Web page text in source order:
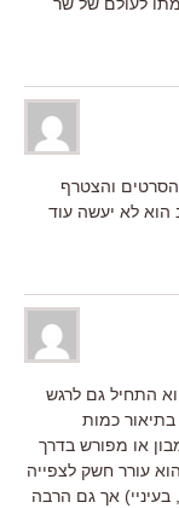
לעולם של שר
והצטרף
הוא לא יעשה עוד
התחיל גם לרגש
כמות
או מפורש בדרך
עורר חשק לצפייה
אך גם הרבה